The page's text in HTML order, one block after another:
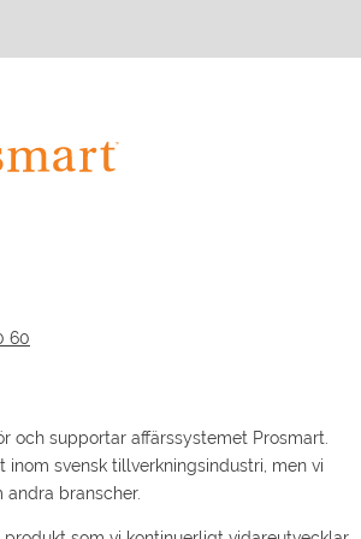
60
och supportar affärssystemet Prosmart.
inom svensk tillverkningsindustri, men vi
andra branscher.